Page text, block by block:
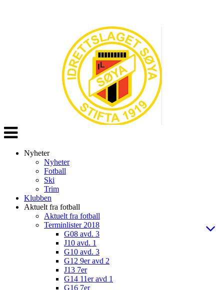
Veksle
navigasjon
Nyheter
Nyheter
Fotball
Ski
Trim
Klubben
Aktuelt fra fotball
Aktuelt fra fotball
Terminlister 2018
G08 avd. 3
J10 avd. 1
G10 avd. 3
G12 9er avd 2
J13 7er
G14 11er avd 1
G16 7er